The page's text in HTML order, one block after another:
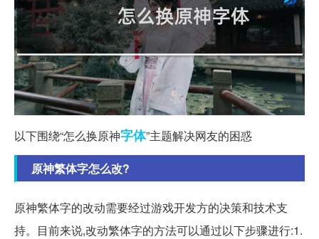
以下围绕“怎么换原神字体”主题解决网友的困惑
原神繁体字怎么改?
原神繁体字的改动需要经过游戏开发方的决策和技术支
持。目前来说,改动繁体字的方法可以通过以下步骤进行:1.